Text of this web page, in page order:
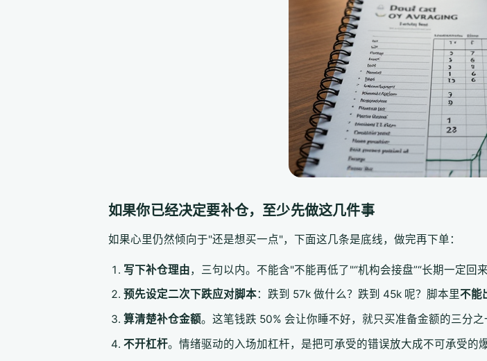
如果你已经决定要补仓，至少先做这几件事
如果心里仍然倾向于"还是想买一点"，下面这几条是底线，做完再下单：
写下补仓理由，三句以内。不能含"不能再低了"“机构会接盘”“长期一定回
预先设定二次下跌应对脚本：跌到 57k 做什么？跌到 45k 呢？脚本里不能
算清楚补仓金额。这笔钱跌 50% 会让你睡不好，就只买准备金额的三分之
不开杠杆。情绪驱动的入场加杠杆，是把可承受的错误放大成不可承受的